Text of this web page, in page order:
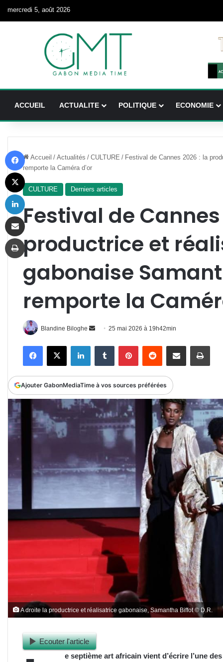
mercredi 5, août 2026
ACCUEIL ACTUALITE POLITIQUE ECONOMIE
Accueil / Actualités / CULTURE / Festival de Cannes 2026 : la
remporte la Caméra d’or
CULTURE Derniers articles
Festival de
productrice et
gabonaise
remporte la
Blandine Biloghe
Envoyer
courriel
25 mai 2026 à 19h42min
FacebookX LinkedinTumblr PinterestReddit Partager par email
Ajouter GabonMediaTime à vos sources préférées
A droite la productrice et réalisatrice gabonaise, Samantha Biffot © D.R.
Ecouter l'article
e septième art africain vient d’écrire l’une
X
Linkedin
Partager par email